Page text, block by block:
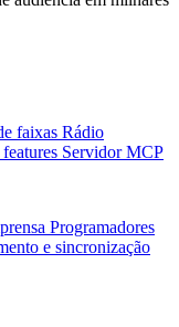
faixas Rádio
Servidor MCP
Programadores
e sincronização